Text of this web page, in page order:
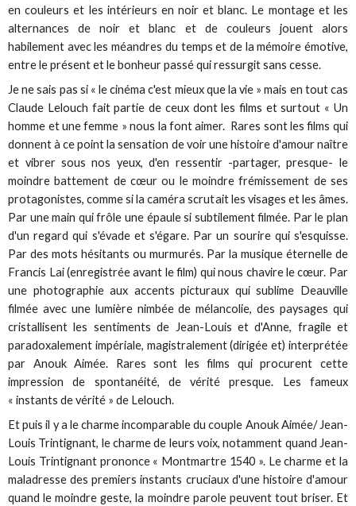
en couleurs et les intérieurs en noir et blanc. Le montage et les
alternances de noir et blanc et de couleurs jouent alors
habilement avec les méandres du temps et de la mémoire émotive,
entre le présent et le bonheur passé qui ressurgit sans cesse.
Je ne sais pas si « le cinéma c'est mieux que la vie » mais en tout cas
Claude Lelouch fait partie de ceux dont les films et surtout « Un
homme et une femme » nous la font aimer. Rares sont les films qui
donnent à ce point la sensation de voir une histoire d'amour naître
et vibrer sous nos yeux, d'en ressentir -partager, presque- le
moindre battement de cœur ou le moindre frémissement de ses
protagonistes, comme si la caméra scrutait les visages et les âmes.
Par une main qui frôle une épaule si subtilement filmée. Par le plan
d'un regard qui s'évade et s'égare. Par un sourire qui s'esquisse.
Par des mots hésitants ou murmurés. Par la musique éternelle de
Francis Lai (enregistrée avant le film) qui nous chavire le cœur. Par
une photographie aux accents picturaux qui sublime Deauville
filmée avec une lumière nimbée de mélancolie, des paysages qui
cristallisent les sentiments de Jean-Louis et d'Anne, fragile et
paradoxalement impériale, magistralement (dirigée et) interprétée
par Anouk Aimée. Rares sont les films qui procurent cette
impression de spontanéité, de vérité presque. Les fameux
« instants de vérité » de Lelouch.
Et puis il y a le charme incomparable du couple Anouk Aimée/ Jean-
Louis Trintignant, le charme de leurs voix, notamment quand Jean-
Louis Trintignant prononce « Montmartre 1540 ». Le charme et la
maladresse des premiers instants cruciaux d'une histoire d'amour
quand le moindre geste, la moindre parole peuvent tout briser. Et